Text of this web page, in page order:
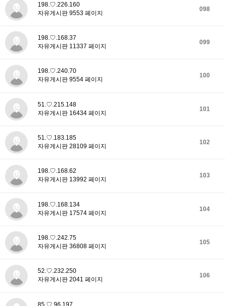
098
198.♡.226.160
자유게시판 9553 페이지
099
198.♡.168.37
자유게시판 11337 페이지
100
198.♡.240.70
자유게시판 9554 페이지
101
51.♡.215.148
자유게시판 16434 페이지
102
51.♡.183.185
자유게시판 28109 페이지
103
198.♡.168.62
자유게시판 13992 페이지
104
198.♡.168.134
자유게시판 17574 페이지
105
198.♡.242.75
자유게시판 36808 페이지
106
52.♡.232.250
자유게시판 2041 페이지
85.♡.96.197